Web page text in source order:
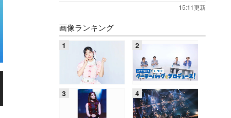
15:11更新
画像ランキング